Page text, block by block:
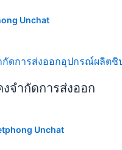
Unchat
จำกัดการส่งออก
Unchat